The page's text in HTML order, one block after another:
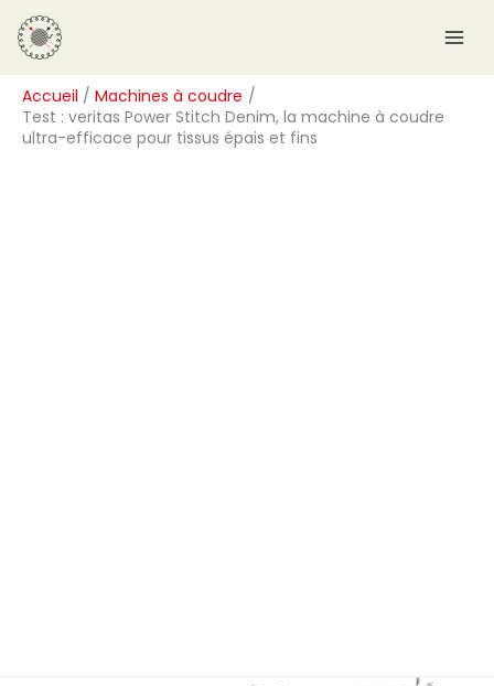
Aller
au
contenu
Accueil
Machines à coudre
Test : veritas Power Stitch Denim, la machine à coudre
ultra-efficace pour tissus épais et fins
R
e
c
h
e